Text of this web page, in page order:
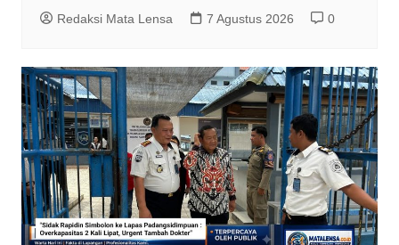
Redaksi Mata Lensa 7 Agustus 2026 0